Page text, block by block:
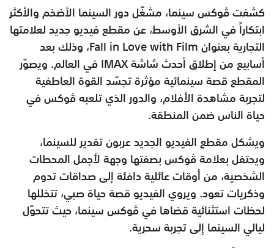
كشفت ڤوكس سينما، مشغّل دور السينما الأضخم والأكثر
ابتكاراً في الشرق الأوسط، عن مقطع فيديو جديد لعلامتها
التجارية بعنوان Fall in Love with Film، وذلك بعد
أسابيع من إطلاق أحدث شاشة IMAX في العالم. ويصوّر
المقطع قصة سينمائية مؤثرة تجسّد القوة العاطفية
لتجربة مشاهدة الأفلام، والدور الذي تلعبه ڤوكس في
حياة الناس ضمن المنطقة.
ويشكل مقطع الفيديو الجديد عربون تقدير للسينما،
ويحتفل بعلامة ڤوكس بصفتها وجهة لأجمل المحطات
الشخصية، من أوقات عائلية دافئة إلى صداقات تدوم
وذكريات تعود. ويروي الفيديو قصة حياة صبي، تتخللها
لحظات استثنائية قضاها في ڤوكس سينما، حيث تتحوّل
ليالي السينما إلى تجربة سحرية.